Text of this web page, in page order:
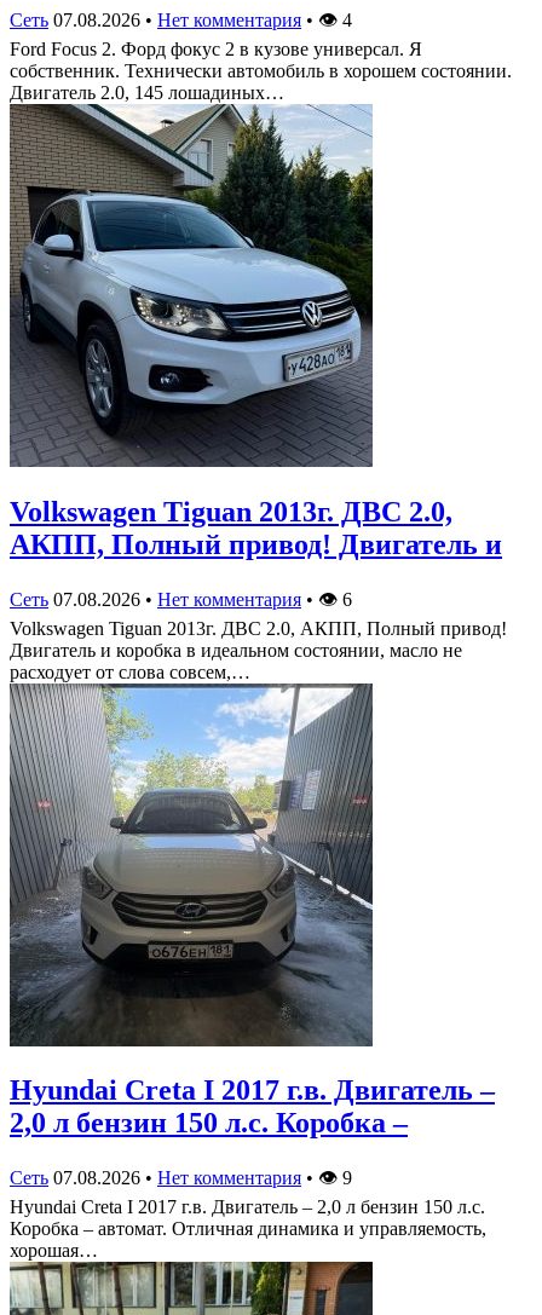
Сеть 07.08.2026 • Нет комментария • 👁 4
Ford Focus 2. Форд фокус 2 в кузове универсал. Я
собственник. Технически автомобиль в хорошем состоянии.
Двигатель 2.0, 145 лошадиных…
Volkswagen Tiguan 2013г. ДВС 2.0,
АКПП, Полный привод! Двигатель и
Сеть 07.08.2026 • Нет комментария • 👁 6
Volkswagen Tiguan 2013г. ДВС 2.0, АКПП, Полный привод!
Двигатель и коробка в идеальном состоянии, масло не
расходует от слова совсем,…
Hyundai Creta I 2017 г.в. Двигатель –
2,0 л бензин 150 л.с. Коробка –
Сеть 07.08.2026 • Нет комментария • 👁 9
Hyundai Creta I 2017 г.в. Двигатель – 2,0 л бензин 150 л.с.
Коробка – автомат. Отличная динамика и управляемость,
хорошая…